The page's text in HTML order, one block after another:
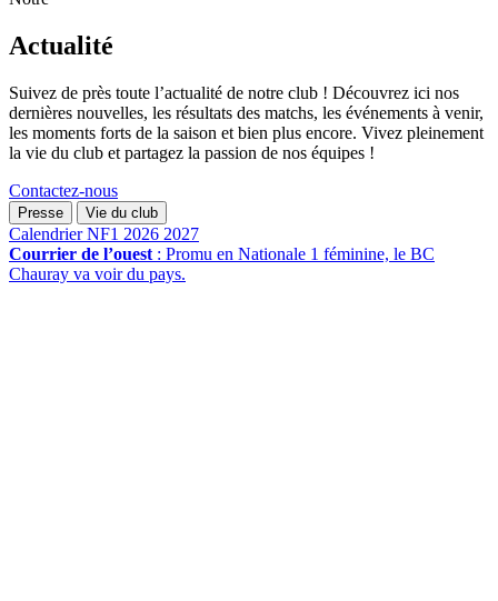
Actualité
Suivez de près toute l’actualité de notre club ! Découvrez ici nos
dernières nouvelles, les résultats des matchs, les événements à venir,
les moments forts de la saison et bien plus encore. Vivez pleinement
la vie du club et partagez la passion de nos équipes !
Contactez-nous
Presse Vie du club
Calendrier NF1 2026 2027
Courrier de l’ouest : Promu en Nationale 1 féminine, le BC
Chauray va voir du pays.